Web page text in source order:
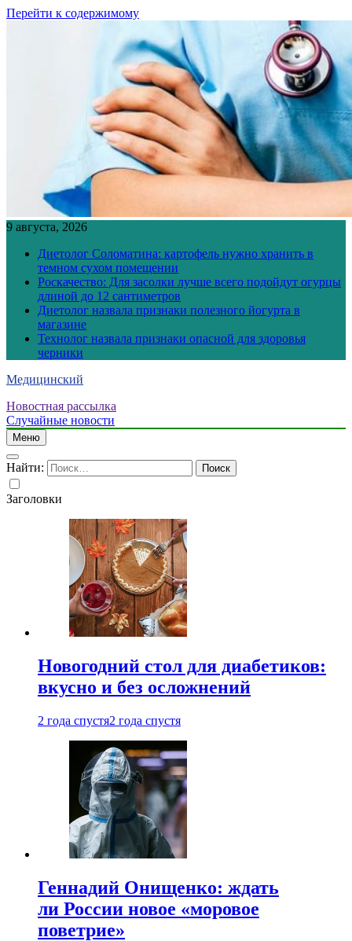
Перейти к содержимому
9 августа, 2026
Диетолог Соломатина: картофель нужно хранить в
темном сухом помещении
Роскачество: Для засолки лучше всего подойдут огурцы
длиной до 12 сантиметров
Диетолог назвала признаки полезного йогурта в
магазине
Технолог назвала признаки опасной для здоровья
черники
Медицинский
Новостная рассылка
Случайные новости
Меню
Найти:
Заголовки
Новогодний стол для диабетиков:
вкусно и без осложнений
2 года спустя2 года спустя
Геннадий Онищенко: ждать
ли России новое «моровое
поветрие»